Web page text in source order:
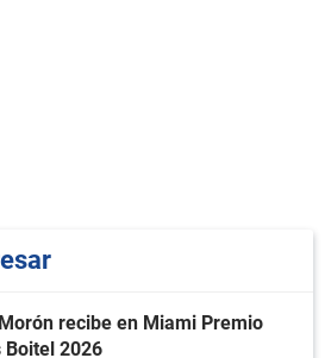
recibe en Miami Premio
Boitel 2026